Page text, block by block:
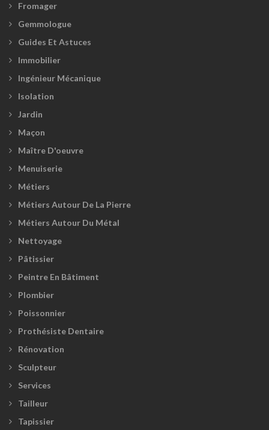
Fromager
Gemmologue
Guides Et Astuces
Immobilier
Ingénieur Mécanique
Isolation
Jardin
Maçon
Maître D'oeuvre
Menuiserie
Métiers
Métiers Autour De La Pierre
Métiers Autour Du Métal
Nettoyage
Pâtissier
Peintre En Bâtiment
Plombier
Poissonnier
Prothésiste Dentaire
Rénovation
Sculpteur
Services
Tailleur
Tapissier